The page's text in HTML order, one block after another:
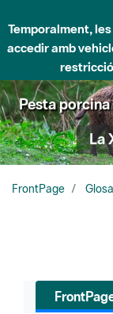
Temporalment,
accedir amb
Pesta
La
FrontPage